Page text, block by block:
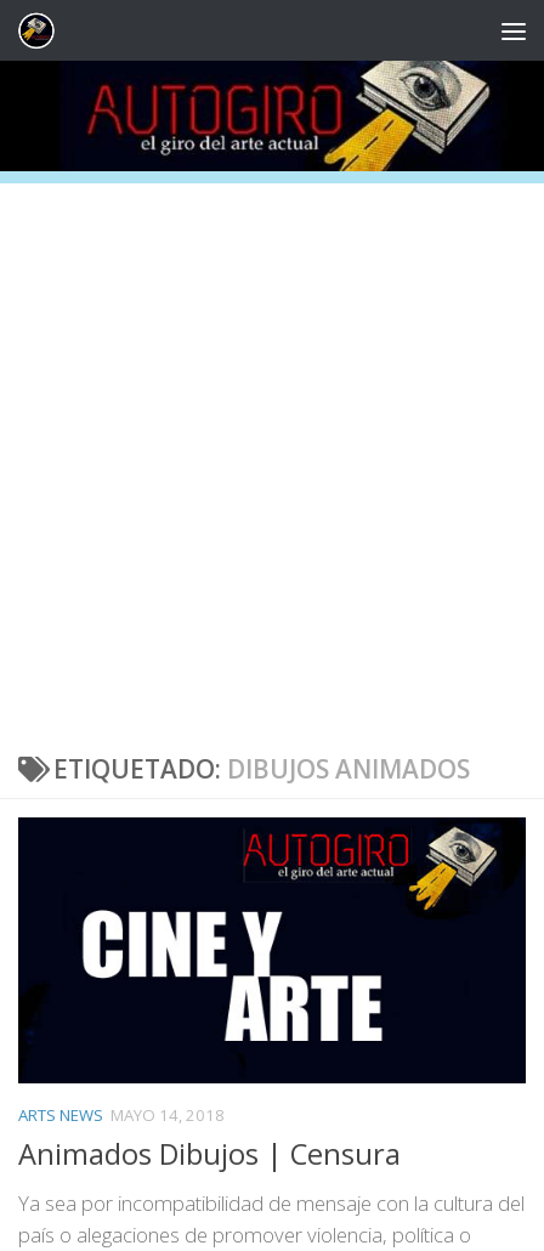
Saltar al contenido
ETIQUETADO: DIBUJOS ANIMADOS
ARTS NEWS MAYO 14, 2018
Animados Dibujos | Censura
Ya sea por incompatibilidad de mensaje con la cultura del
país o alegaciones de promover violencia, política o